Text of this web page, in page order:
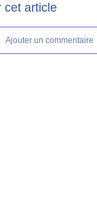
cet article
Ajouter un commentaire